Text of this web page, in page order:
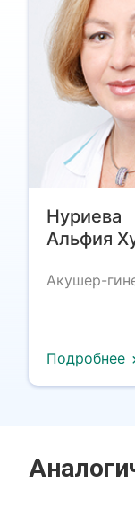
Нуриева
Альфия
Акушер-
Подробнее